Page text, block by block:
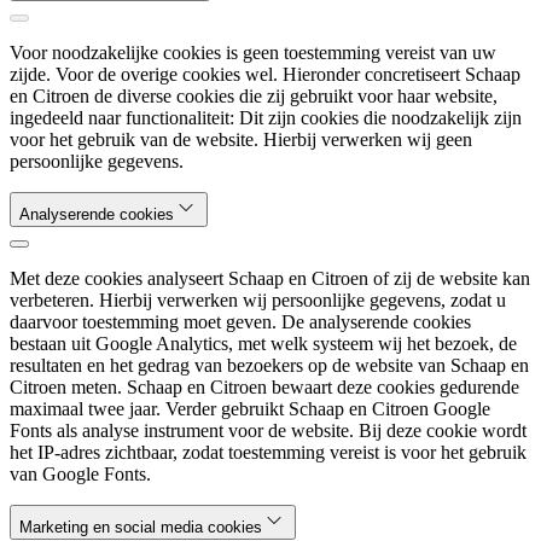
Voor noodzakelijke cookies is geen toestemming vereist van uw
zijde. Voor de overige cookies wel. Hieronder concretiseert Schaap
en Citroen de diverse cookies die zij gebruikt voor haar website,
ingedeeld naar functionaliteit: Dit zijn cookies die noodzakelijk zijn
voor het gebruik van de website. Hierbij verwerken wij geen
persoonlijke gegevens.
Analyserende cookies
Met deze cookies analyseert Schaap en Citroen of zij de website kan
verbeteren. Hierbij verwerken wij persoonlijke gegevens, zodat u
daarvoor toestemming moet geven. De analyserende cookies
bestaan uit Google Analytics, met welk systeem wij het bezoek, de
resultaten en het gedrag van bezoekers op de website van Schaap en
Citroen meten. Schaap en Citroen bewaart deze cookies gedurende
maximaal twee jaar. Verder gebruikt Schaap en Citroen Google
Fonts als analyse instrument voor de website. Bij deze cookie wordt
het IP-adres zichtbaar, zodat toestemming vereist is voor het gebruik
van Google Fonts.
Marketing en social media cookies